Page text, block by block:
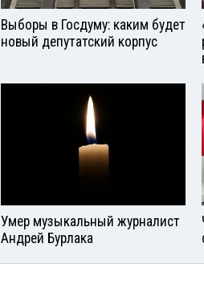
Выборы в Госдуму: каким будет
новый депутатский корпус
Умер музыкальный журналист
Андрей Бурлака